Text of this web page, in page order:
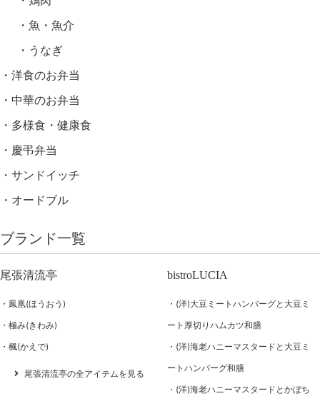
魚・魚介
うなぎ
洋食のお弁当
中華のお弁当
多様食・健康食
慶弔弁当
サンドイッチ
オードブル
ブランド一覧
尾張清流亭
鳳凰(ほうおう)
極み(きわみ)
楓(かえで)
尾張清流亭の全アイテムを見る
bistroLUCIA
(洋)大豆ミートハンバーグと大豆ミ
ート厚切りハムカツ和膳
(洋)海老ハニーマスタードと大豆ミ
ートハンバーグ和膳
(洋)海老ハニーマスタードとかぼち